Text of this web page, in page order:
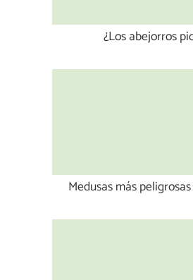
¿Los abejorros
Medusas más